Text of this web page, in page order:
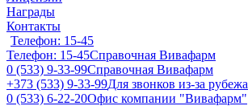
Награды
Контакты
Телефон: 15-45
Телефон: 15-45Справочная Вивафарм
0 (533) 9-33-99Справочная Вивафарм
+373 (533) 9-33-99Для звонков из-за рубежа
0 (533) 6-22-20Офис компании "Вивафарм"